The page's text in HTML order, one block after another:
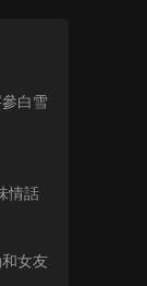
白雪
情話
女友